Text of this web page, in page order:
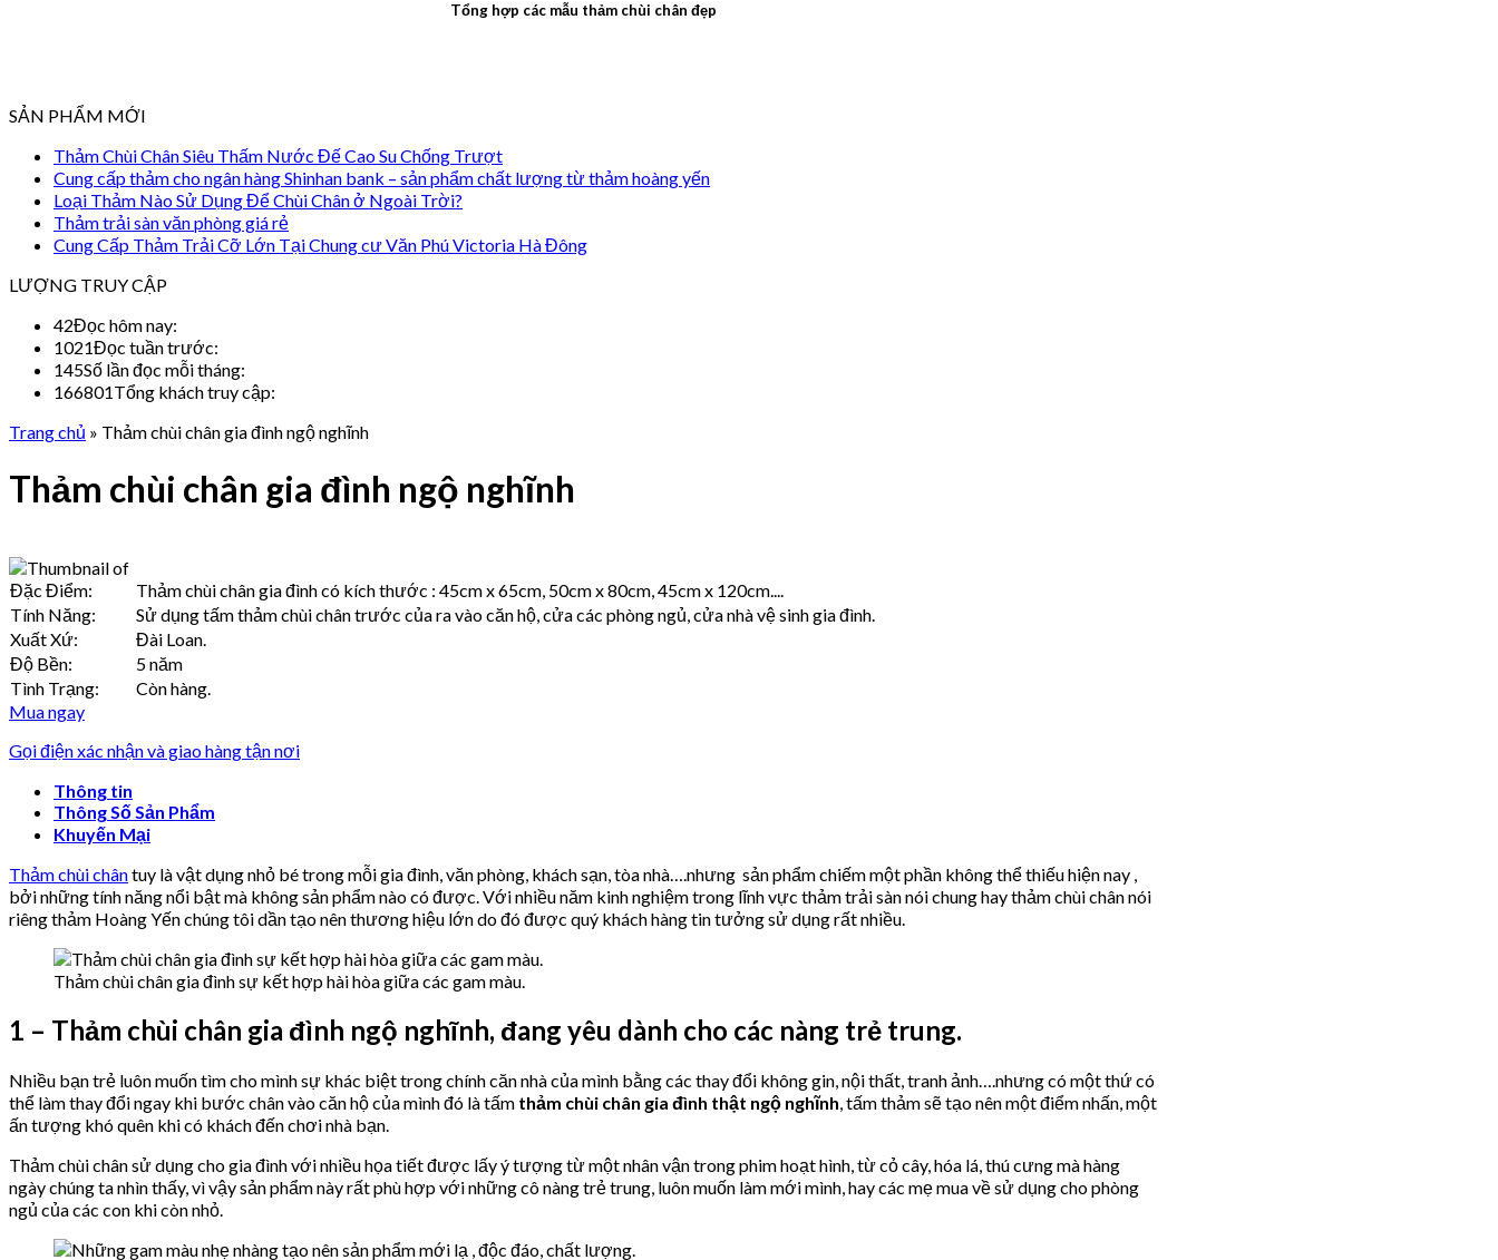
Tổng hợp các mẫu thảm chùi chân đẹp
SẢN PHẨM MỚI
Thảm Chùi Chân Siêu Thấm Nước Đế Cao Su Chống Trượt
Cung cấp thảm cho ngân hàng Shinhan bank – sản phẩm chất lượng từ thảm hoàng yến
Loại Thảm Nào Sử Dụng Để Chùi Chân ở Ngoài Trời?
Thảm trải sàn văn phòng giá rẻ
Cung Cấp Thảm Trải Cỡ Lớn Tại Chung cư Văn Phú Victoria Hà Đông
LƯỢNG TRUY CẬP
42Đọc hôm nay:
1021Đọc tuần trước:
145Số lần đọc mỗi tháng:
166801Tổng khách truy cập:
Trang chủ » Thảm chùi chân gia đình ngộ nghĩnh
Thảm chùi chân gia đình ngộ nghĩnh
Đặc Điểm:
Thảm chùi chân gia đình có kích thước : 45cm x 65cm, 50cm x 80cm, 45cm x 120cm....
Tính Năng:
Sử dụng tấm thảm chùi chân trước của ra vào căn hộ, cửa các phòng ngủ, cửa nhà vệ sinh gia đình.
Xuất Xứ:
Đài Loan.
Độ Bền:
5 năm
Tình Trạng:
Còn hàng.
Mua ngay
Gọi điện xác nhận và giao hàng tận nơi
Thông tin
Thông Số Sản Phẩm
Khuyến Mại
Thảm chùi chântuy là vật dụng nhỏ bé trong mỗi gia đình, văn phòng, khách sạn, tòa nhà….nhưng sản phẩm chiếm một phần không thể thiếu hiện nay ,
bởi những tính năng nổi bật mà không sản phẩm nào có được. Với nhiều năm kinh nghiệm trong lĩnh vực thảm trải sàn nói chung hay thảm chùi chân nói
riêng thảm Hoàng Yến chúng tôi dần tạo nên thương hiệu lớn do đó được quý khách hàng tin tưởng sử dụng rất nhiều.
Thảm chùi chân gia đình sự kết hợp hài hòa giữa các gam màu.
1 – Thảm chùi chân gia đình ngộ nghĩnh, đang yêu dành cho các nàng trẻ trung.
Nhiều bạn trẻ luôn muốn tìm cho mình sự khác biệt trong chính căn nhà của mình bằng các thay đổi không gin, nội thất, tranh ảnh….nhưng có một thứ có
thể làm thay đổi ngay khi bước chân vào căn hộ của mình đó là tấm thảm chùi chân gia đình thật ngộ nghĩnh, tấm thảm sẽ tạo nên một điểm nhấn, một
ấn tượng khó quên khi có khách đến chơi nhà bạn.
Thảm chùi chân sử dụng cho gia đình với nhiều họa tiết được lấy ý tượng từ một nhân vận trong phim hoạt hình, từ cỏ cây, hóa lá, thú cưng mà hàng
ngày chúng ta nhìn thấy, vì vậy sản phẩm này rất phù hợp với những cô nàng trẻ trung, luôn muốn làm mới mình, hay các mẹ mua về sử dụng cho phòng
ngủ của các con khi còn nhỏ.